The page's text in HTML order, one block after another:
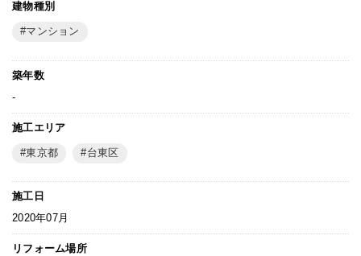
建物種別
マンション
築年数
-
施工エリア
東京都 台東区
施工日
2020年07月
リフォーム場所